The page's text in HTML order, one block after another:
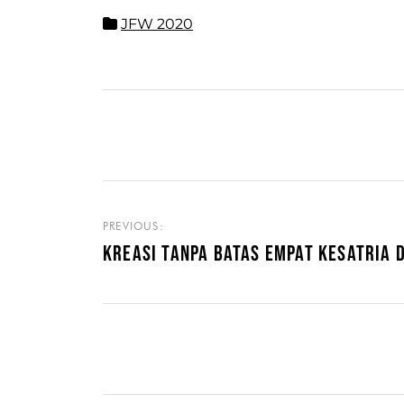
JFW 2020
PREVIOUS:
KREASI TANPA BATAS EMPAT KESATRIA